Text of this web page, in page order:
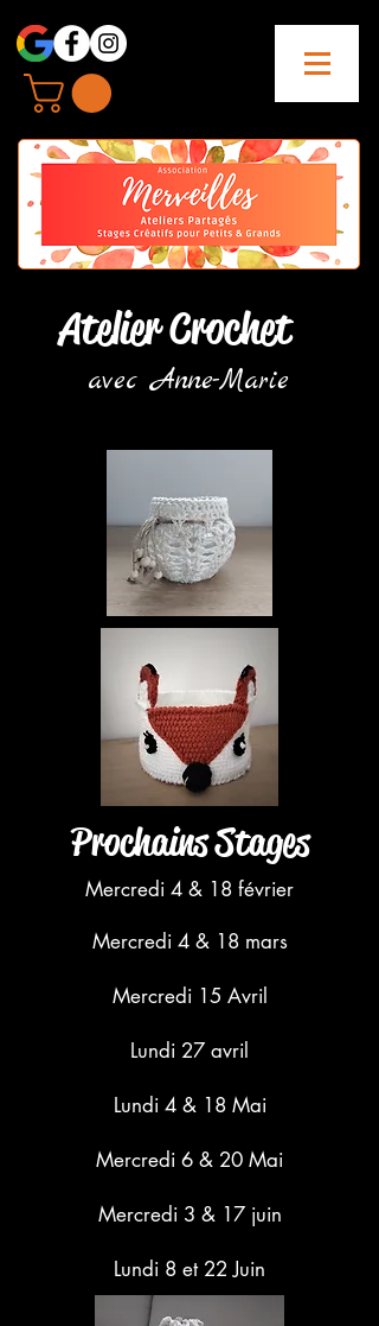
Atelier Crochet
avec Anne-Marie
Prochains Stages
Mercredi 4 & 18 février
Mercredi 4 & 18 mars
Mercredi 15 Avril
Lundi 27 avril
Lundi 4 & 18 Mai
Mercredi 6 & 20 Mai
Mercredi 3 & 17 juin
Lundi 8 et 22 Juin